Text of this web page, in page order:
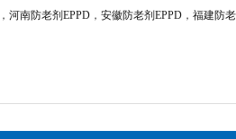
， 河南防老剂EPPD ， 安徽防老剂EPPD ， 福建防